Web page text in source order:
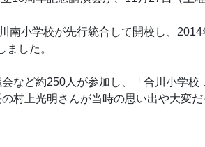
南小学校が先行統合して開校し、
した。
など約250人が参加し、「合川小学
村上光明さんが当時の思い出や大変